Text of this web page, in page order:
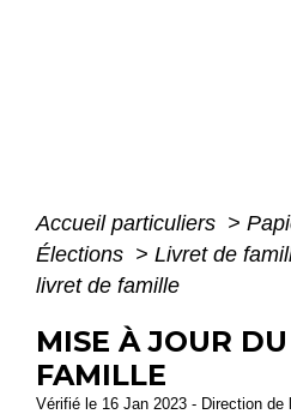
Accueil particuliers >
Élections > Livret de
livret de famille
MISE À JOUR
FAMILLE
Vérifié le 16 Jan 2023 - Direction de